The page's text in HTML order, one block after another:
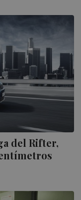
del Rifter,